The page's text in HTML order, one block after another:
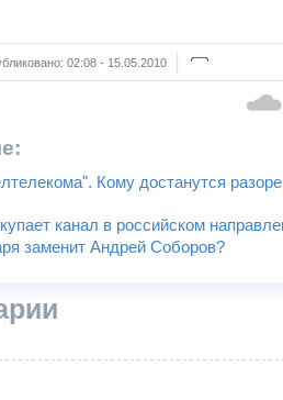
02:08 - 15.05.2010
Кому достанутся
канал в российском
заменит Андрей Соборов?